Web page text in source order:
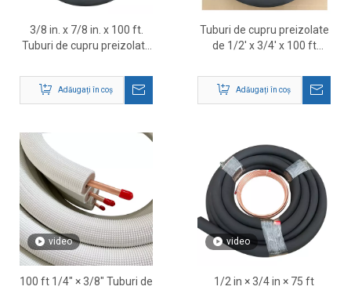
3/8 in. x 7/8 in. x 100 ft.
Tuburi de cupru preizolate
Adăugați în coș
Tuburi de cupru preizolate
de 1/2' x 3/4' x 100 ft
aer condiționat
Adăugați în coș
video
100 ft 1/4″ × 3/8″ Tuburi de
video
1/2 in × 3/4 in × 75 ft